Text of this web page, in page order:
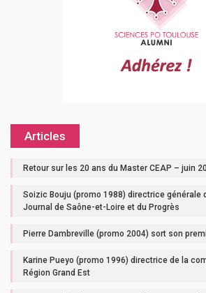
Articles
Retour sur les 20 ans du Master CEAP – juin
Soizic Bouju (promo 1988) directrice générale
Journal de Saône-et-Loire et du Progrès
Pierre Dambreville (promo 2004) sort son
Karine Pueyo (promo 1996) directrice de la
Région Grand Est